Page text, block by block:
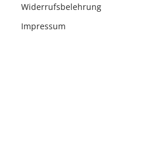
Widerrufsbelehrung
Impressum